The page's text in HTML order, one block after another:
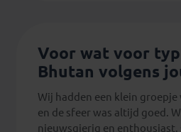
Voor wat voor
Bhutan volgens
Wij hadden een klein groepje
en de sfeer was altijd goed.
nieuwsgierig en enthousiast,